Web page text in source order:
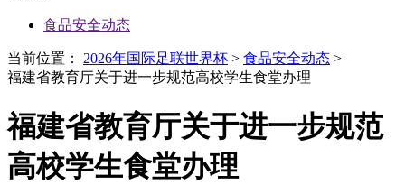
食品安全动态
当前位置： 2026年国际足联世界杯 > 食品安全动态 >
福建省教育厅关于进一步规范高校学生食堂办理
福建省教育厅关于进一步规范
高校学生食堂办理